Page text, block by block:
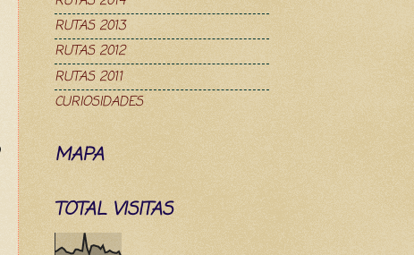
RUTAS 2013
RUTAS 2012
RUTAS 2011
CURIOSIDADES
MAPA
TOTAL VISITAS